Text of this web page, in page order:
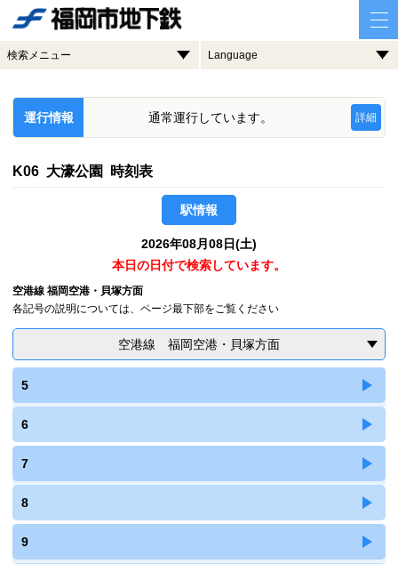
検索メニュー Language
運行情報 通常運行しています。 詳細
K06 大濠公園 時刻表
駅情報
2026年08月08日(土)
本日の日付で検索しています。
空港線 福岡空港・貝塚方面
各記号の説明については、ページ最下部をご覧ください
空港線 福岡空港・貝塚方面
5
6
7
8
9